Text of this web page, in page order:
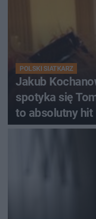
POLSKI SIATKARZ
Jakub
spotyka się
to absolutny hit